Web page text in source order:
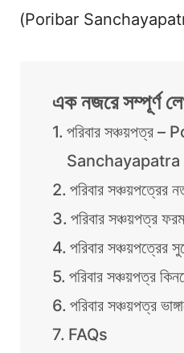
(Poribar
এক নজরে সম্পূর্ণ
পরিবার সঞ্চয়পত্র –
Sanchayapatra
পরিবার সঞ্চয়পত্রের
পরিবার সঞ্চয়পত্র
পরিবার সঞ্চয়পত্রের
পরিবার সঞ্চয়পত্র
পরিবার সঞ্চয়পত্র
FAQs